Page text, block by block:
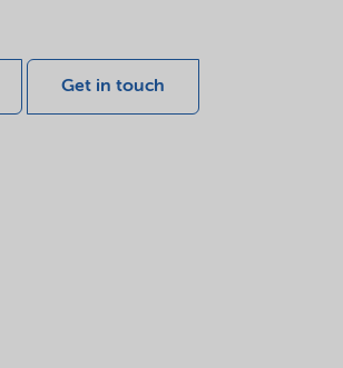
Get in touch